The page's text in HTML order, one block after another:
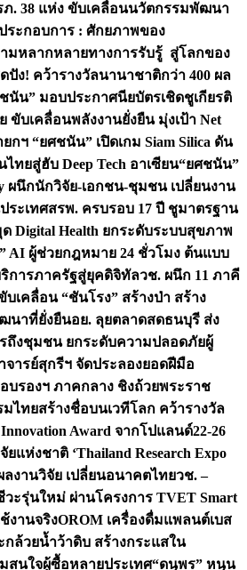
ภ. 38 แห่ง ขับเคลื่อนนวัตกรรมพัฒนา
ประกอบการ : ศักยภาพของ
ามหลากหลายทางการรับรู้ สู่โลกของ
ปัง! คว้ารางวัลนานาชาติกว่า 400 ผล
นัน” มอบประกาศนียบัตรเชิดชูเกียรติ
บเคลื่อนพลังงานยั่งยืน มุ่งเป้า Net
กฯ “ยศชนัน” เปิดเกม Siam Silica ดัน
ทยสู่ฮับ Deep Tech อาเซียน“ยศชนัน”
ผนึกนักวิจัย-เอกชน-ชุมชน เปลี่ยนงาน
ระเทศสรพ. ครบรอบ 17 ปี ชูมาตรฐาน
Digital Health ยกระดับระบบสุขภาพ
AI ผู้ช่วยกฎหมาย 24 ชั่วโมง ต้นแบบ
การภาครัฐสู่ยุคดิจิทัลวช. ผนึก 11 ภาคี
บเคลื่อน “ชันโรง” สร้างป่า สร้าง
นาที่ยั่งยืนอย. ลุยตลาดสดธนบุรี ส่ง
ถึงชุมชน ยกระดับความปลอดภัยผู้
ารย์สุกรีฯ จัดประลองยอดฝีมือ
บรองฯ ภาคกลาง ชิงถ้วยพระราช
ไทยสร้างชื่อบนเวทีโลก คว้ารางวัล
Innovation Award จากโปแลนด์22-26
แห่งชาติ ‘Thailand Research Expo
ผลงานวิจัย เปลี่ยนอนาคตไทยวช. –
ะรุ่นใหม่ ผ่านโครงการ TVET Smart
งานจริงOROM เครื่องดื่มแพลนต์เบส
ล้วยน้ำว้าดิบ สร้างกระแสใน
สนใจผู้ซื้อหลายประเทศ“ดนุพร” หนุน